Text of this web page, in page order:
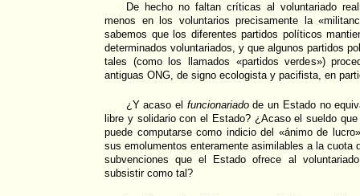
De hecho no faltan críticas al voluntariado
menos en los voluntarios precisamente la
sabemos que los diferentes partidos políticos
determinados voluntariados, y que algunos partidos
tales (como los llamados «partidos verdes»)
antiguas ONG, de signo ecologista y pacifista, en
¿Y acaso el funcionariadode un Estado no
libre y solidario con el Estado? ¿Acaso el sueldo
puede computarse como indicio del «ánimo de
sus emolumentos enteramente asimilables a la cuota
subvenciones que el Estado ofrece al
subsistir como tal?